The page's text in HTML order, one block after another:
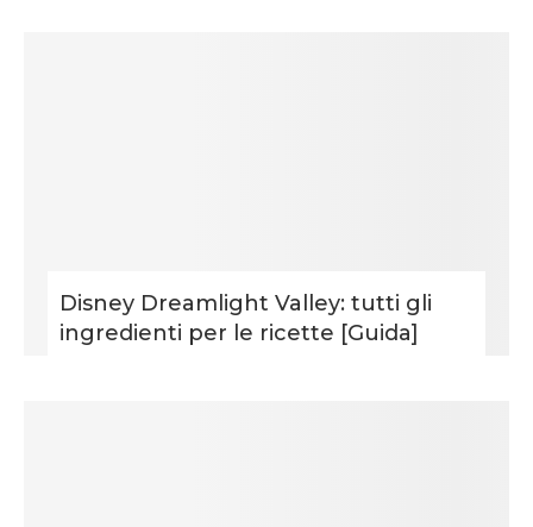
Disney Dreamlight Valley: tutti gli
ingredienti per le ricette [Guida]